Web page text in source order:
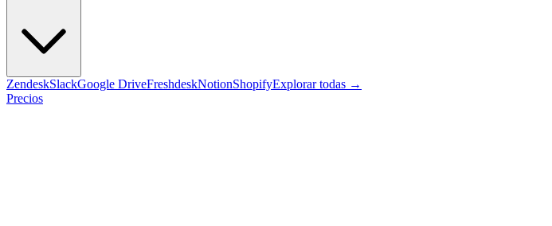
ZendeskSlackGoogle DriveFreshdeskNotionShopifyExplorar todas →
Precios